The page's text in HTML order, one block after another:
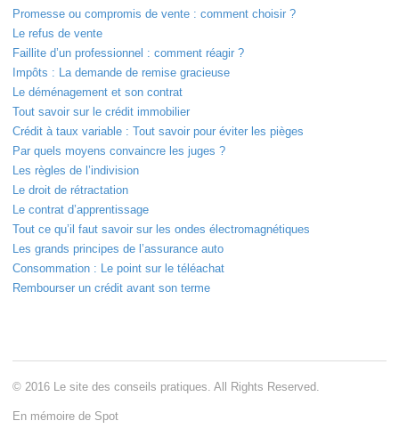
Promesse ou compromis de vente : comment choisir ?
Le refus de vente
Faillite d’un professionnel : comment réagir ?
Impôts : La demande de remise gracieuse
Le déménagement et son contrat
Tout savoir sur le crédit immobilier
Crédit à taux variable : Tout savoir pour éviter les pièges
Par quels moyens convaincre les juges ?
Les règles de l’indivision
Le droit de rétractation
Le contrat d’apprentissage
Tout ce qu’il faut savoir sur les ondes électromagnétiques
Les grands principes de l’assurance auto
Consommation : Le point sur le téléachat
Rembourser un crédit avant son terme
© 2016 Le site des conseils pratiques. All Rights Reserved.
En mémoire de Spot